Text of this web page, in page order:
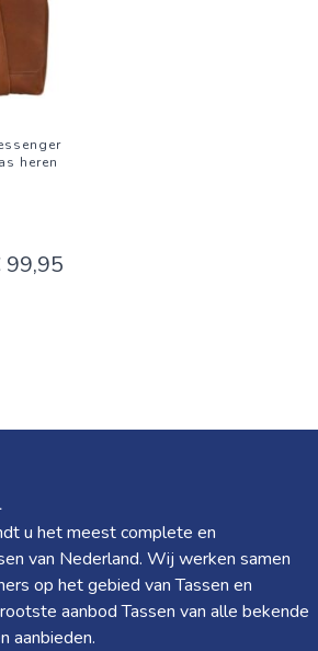
heren
99,95
u het meest complete en
van Nederland. Wij werken samen
op het gebied van Tassen en
aanbod Tassen van alle bekende
aanbieden.